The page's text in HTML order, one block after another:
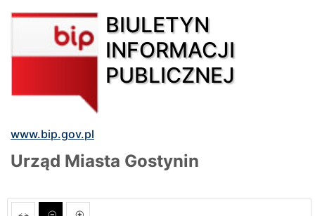
BIULETYN
INFORMACJI
PUBLICZNEJ
www.bip.gov.pl
Urząd Miasta Gostynin